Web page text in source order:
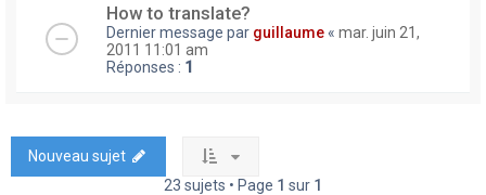
How to translate?
Dernier message par guillaume « mar. juin 21,
2011 11:01 am
Réponses : 1
Nouveau sujet
23 sujets • Page 1 sur 1